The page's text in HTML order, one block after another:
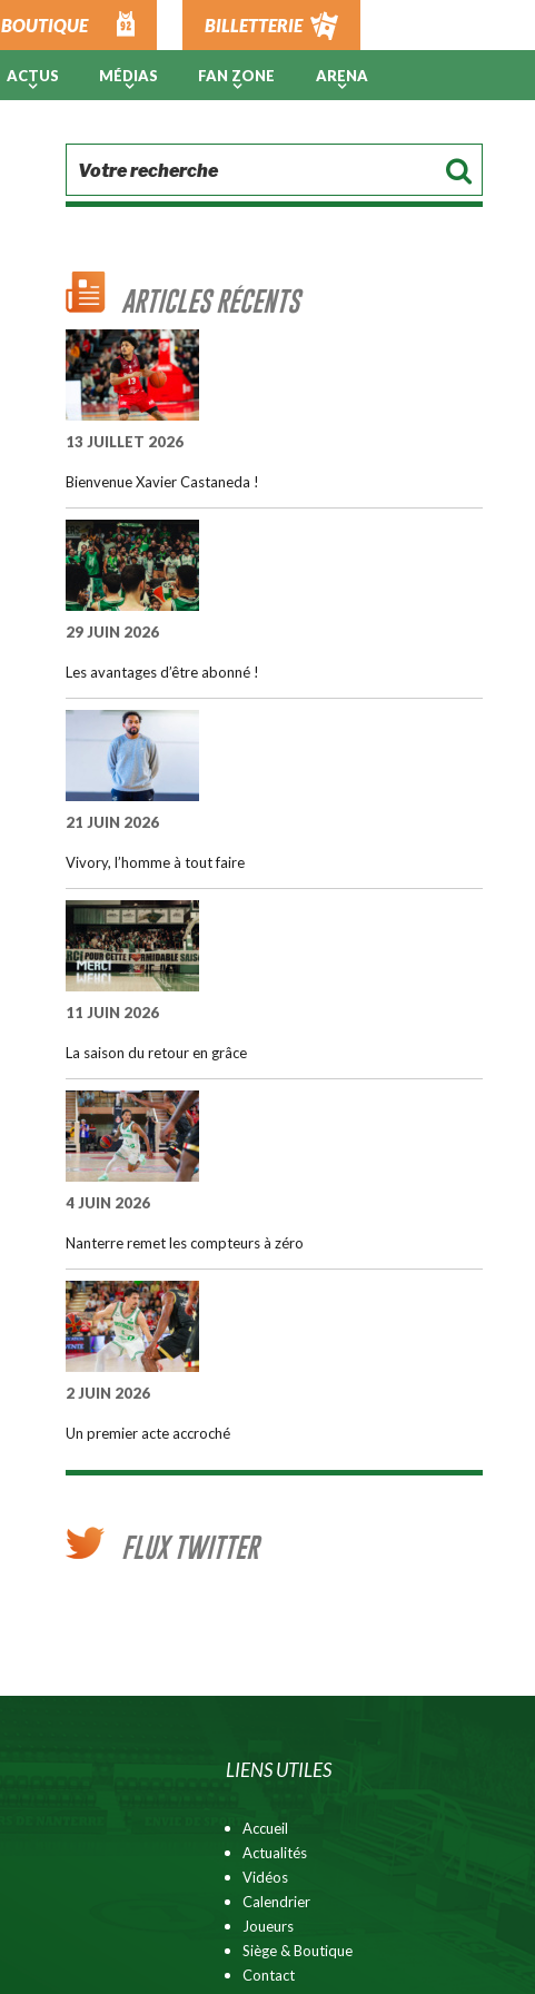
BOUTIQUE BILLETTERIE
ACTUS MÉDIAS FAN ZONE ARENA
ARTICLES RÉCENTS
13 JUILLET 2026
Bienvenue Xavier Castaneda !
29 JUIN 2026
Les avantages d’être abonné !
21 JUIN 2026
Vivory, l’homme à tout faire
11 JUIN 2026
La saison du retour en grâce
4 JUIN 2026
Nanterre remet les compteurs à zéro
2 JUIN 2026
Un premier acte accroché
FLUX TWITTER
LIENS UTILES
Accueil
Actualités
Vidéos
Calendrier
Joueurs
Siège & Boutique
Contact